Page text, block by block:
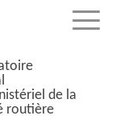
Menu
de la
routière